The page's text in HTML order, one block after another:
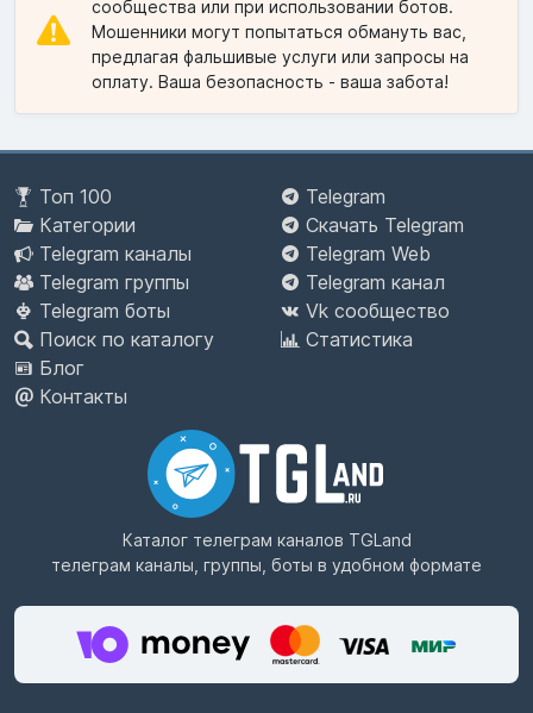
сообщества или при использовании ботов.
Мошенники могут попытаться обмануть вас,
предлагая фальшивые услуги или запросы на
оплату. Ваша безопасность - ваша забота!
Топ 100
Категории
Telegram каналы
Telegram группы
Telegram боты
Поиск по каталогу
Блог
Контакты
Telegram
Скачать Telegram
Telegram Web
Telegram канал
Vk сообщество
Статистика
Каталог телеграм каналов TGLand
телеграм каналы, группы, боты в удобном формате